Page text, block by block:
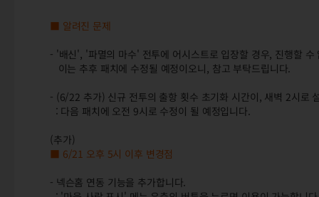
■ 알려진 문제
- '배신', '파멸의 마수' 전투에 어시스트로 입장할 경우, 진행할
이는 추후 패치에 수정될 예정이오니, 참고 부탁드립니다.
- (6/22 추가) 신규 전투의 출항 횟수 초기화 시간이, 새벽 2시로
: 다음 패치에 오전 9시로 수정이 될 예정입니다.
(추가)
■ 6/21 오후 5시 이후 변경점
- 넥슨홈 연동 기능을 추가합니다.